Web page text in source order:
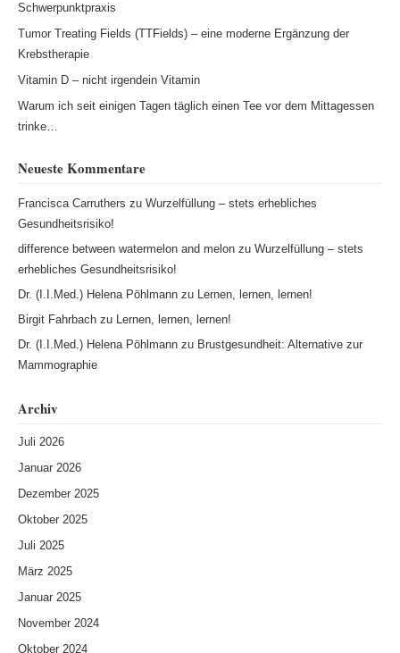
Schwerpunktpraxis
Tumor Treating Fields (TTFields) – eine moderne Ergänzung der
Krebstherapie
Vitamin D – nicht irgendein Vitamin
Warum ich seit einigen Tagen täglich einen Tee vor dem Mittagessen
trinke…
Neueste Kommentare
Francisca Carruthers zu Wurzelfüllung – stets erhebliches
Gesundheitsrisiko!
difference between watermelon and melonzu Wurzelfüllung – stets
erhebliches Gesundheitsrisiko!
Dr. (I.I.Med.) Helena Pöhlmannzu Lernen, lernen, lernen!
Birgit Fahrbachzu Lernen, lernen, lernen!
Dr. (I.I.Med.) Helena Pöhlmannzu Brustgesundheit: Alternative zur
Mammographie
Archiv
Juli 2026
Januar 2026
Dezember 2025
Oktober 2025
Juli 2025
März 2025
Januar 2025
November 2024
Oktober 2024